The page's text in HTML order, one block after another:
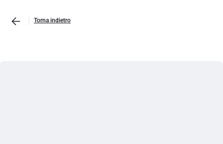
Torna indietro